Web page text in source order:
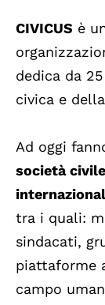
CIVICUS è
dedica da
civica e
Ad oggi
società
tra i quali:
sindacati,
piattaforme
campo